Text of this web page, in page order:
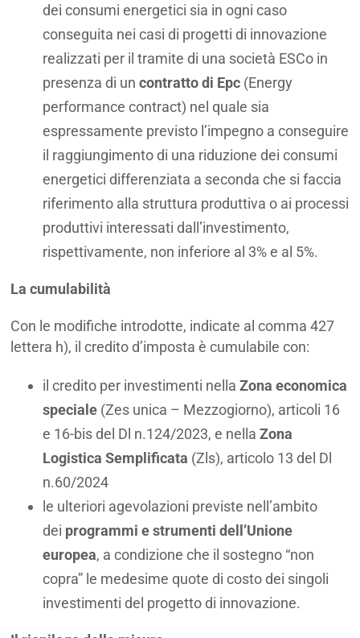
dei consumi energetici sia in ogni caso
conseguita nei casi di progetti di innovazione
realizzati per il tramite di una società ESCo in
presenza di uncontratto di Epc (Energy
performance contract) nel quale sia
espressamente previsto l’impegno a conseguire
il raggiungimento di una riduzione dei consumi
energetici differenziata a seconda che si faccia
riferimento alla struttura produttiva o ai processi
produttivi interessati dall’investimento,
rispettivamente, non inferiore al 3% e al 5%.
La cumulabilità
Con le modifiche introdotte, indicate al comma 427
lettera h), il credito d’imposta è cumulabile con:
il credito per investimenti nellaZona economica
speciale (Zes unica – Mezzogiorno), articoli 16
e 16-bis del Dl n.124/2023, e nellaZona
Logistica Semplificata (Zls), articolo 13 del Dl
n.60/2024
le ulteriori agevolazioni previste nell’ambito
dei programmi e strumenti dell’Unione
europea, a condizione che il sostegno “non
copra” le medesime quote di costo dei singoli
investimenti del progetto di innovazione.